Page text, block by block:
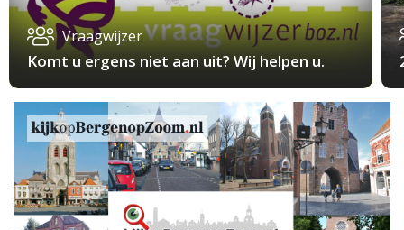
Vraagwijzer
Komt u ergens niet aan uit? Wij helpen u.